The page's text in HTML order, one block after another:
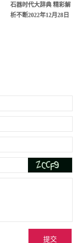
石器时代大辞典 精彩解
析不断2022年12月28日